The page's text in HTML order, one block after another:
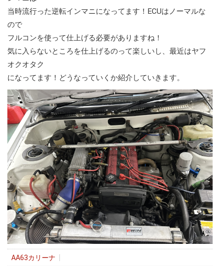
当時流行った逆転インマニになってます！ECUはノーマルな
ので
フルコンを使って仕上げる必要がありますね！
気に入らないところを仕上げるのって楽しいし、最近はヤフ
オクオタク
になってます！どうなっていくか紹介していきます。
AA63カリーナ